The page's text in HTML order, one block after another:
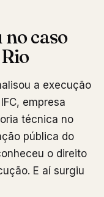
no caso
a execução
empresa
técnica no
pública do
o direito
E aí surgiu